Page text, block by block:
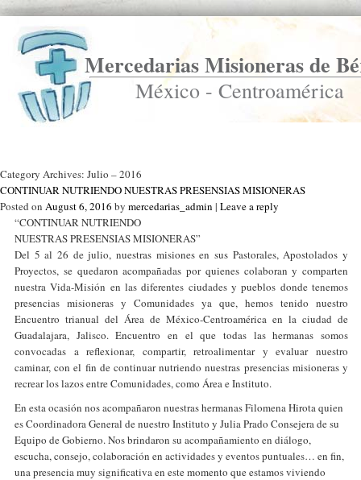
Mercedarias Misioneras de
México - Centroamérica
Category Archives: Julio – 2016
CONTINUAR NUTRIENDO NUESTRAS PRESENSIAS MISIONERAS
Posted on August 6, 2016 by mercedarias_admin | Leave a reply
“CONTINUAR NUTRIENDO
NUESTRAS PRESENSIAS MISIONERAS”
Del 5 al 26 de julio, nuestras misiones en sus Pastorales, Apostolados y
Proyectos, se quedaron acompañadas por quienes colaboran y comparten
nuestra Vida-Misión en las diferentes ciudades y pueblos donde tenemos
presencias misioneras y Comunidades ya que, hemos tenido nuestro
Encuentro trianual del Área de México-Centroamérica en la ciudad de
Guadalajara, Jalisco. Encuentro en el que todas las hermanas somos
convocadas a reflexionar, compartir, retroalimentar y evaluar nuestro
caminar, con el fin de continuar nutriendo nuestras presencias misioneras y
recrear los lazos entre Comunidades, como Área e Instituto.
En esta ocasión nos acompañaron nuestras hermanas Filomena Hirota quien
es Coordinadora General de nuestro Instituto y Julia Prado Consejera de su
Equipo de Gobierno. Nos brindaron su acompañamiento en diálogo,
escucha, consejo, colaboración en actividades y eventos puntuales… en fin,
una presencia muy significativa en este momento que estamos viviendo